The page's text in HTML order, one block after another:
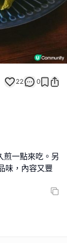
22 0
煎一點來吃。另
味，內容又豐